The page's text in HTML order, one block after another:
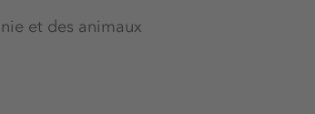
et des animaux